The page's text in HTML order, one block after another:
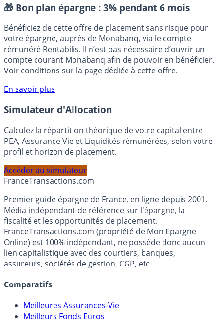
Placement sans risque
🎁 Bon plan épargne : 3% pendant 6 mois
Bénéficiez de cette offre de placement sans risque pour
votre épargne, auprès de Monabanq, via le compte
rémunéré Rentabilis. Il n’est pas nécessaire d’ouvrir un
Voir conditions sur la page dédiée à cette offre.
En savoir plus
Simulateur d'Allocation
Calculez la répartition théorique de votre capital entre
profil et horizon de placement.
FranceTransactions.com
Premier guide épargne de France, en ligne depuis 2001.
Média indépendant de référence sur l'épargne, la
fiscalité et les opportunités de placement.
FranceTransactions.com (propriété de Mon Epargne
Online) est 100% indépendant, ne possède donc aucun
assureurs, sociétés de gestion, CGP, etc.
Comparatifs